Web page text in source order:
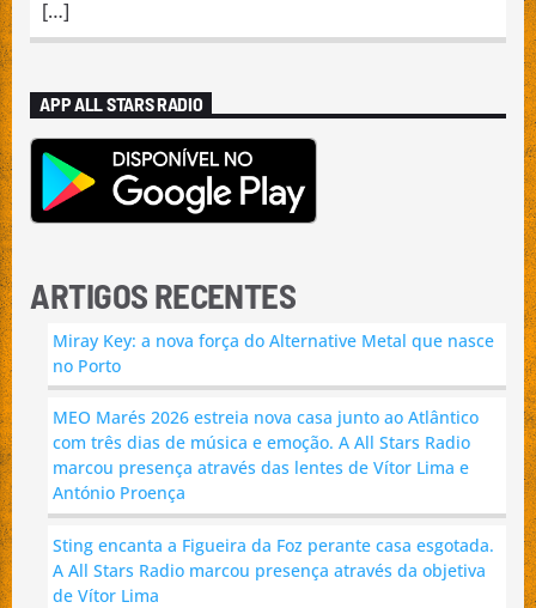
[…]
APP ALL STARS RADIO
ARTIGOS RECENTES
Miray Key: a nova força do Alternative Metal que nasce
no Porto
MEO Marés 2026 estreia nova casa junto ao Atlântico
com três dias de música e emoção. A All Stars Radio
marcou presença através das lentes de Vítor Lima e
António Proença
Sting encanta a Figueira da Foz perante casa esgotada.
A All Stars Radio marcou presença através da objetiva
de Vítor Lima